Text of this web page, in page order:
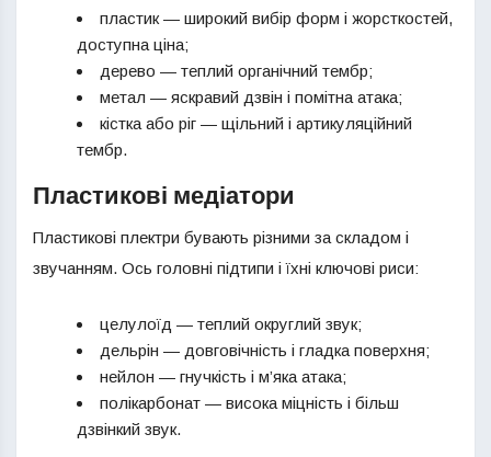
пластик — широкий вибір форм і жорсткостей,
доступна ціна;
дерево — теплий органічний тембр;
метал — яскравий дзвін і помітна атака;
кістка або ріг — щільний і артикуляційний
тембр.
Пластикові медіатори
Пластикові плектри бувають різними за складом і
звучанням. Ось головні підтипи і їхні ключові риси:
целулоїд — теплий округлий звук;
дельрін — довговічність і гладка поверхня;
нейлон — гнучкість і м’яка атака;
полікарбонат — висока міцність і більш
дзвінкий звук.